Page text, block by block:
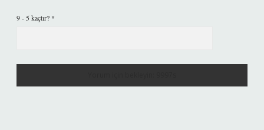
9 - 5 kaçtır? *